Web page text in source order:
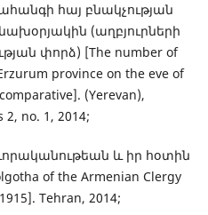
հայ բնակչության
(աղբյուրների
փորձ) [The number of
province on the eve of
(Yerevan),
2, no. 1, 2014;
և իր հօտին
of the Armenian Clergy
Tehran, 2014;